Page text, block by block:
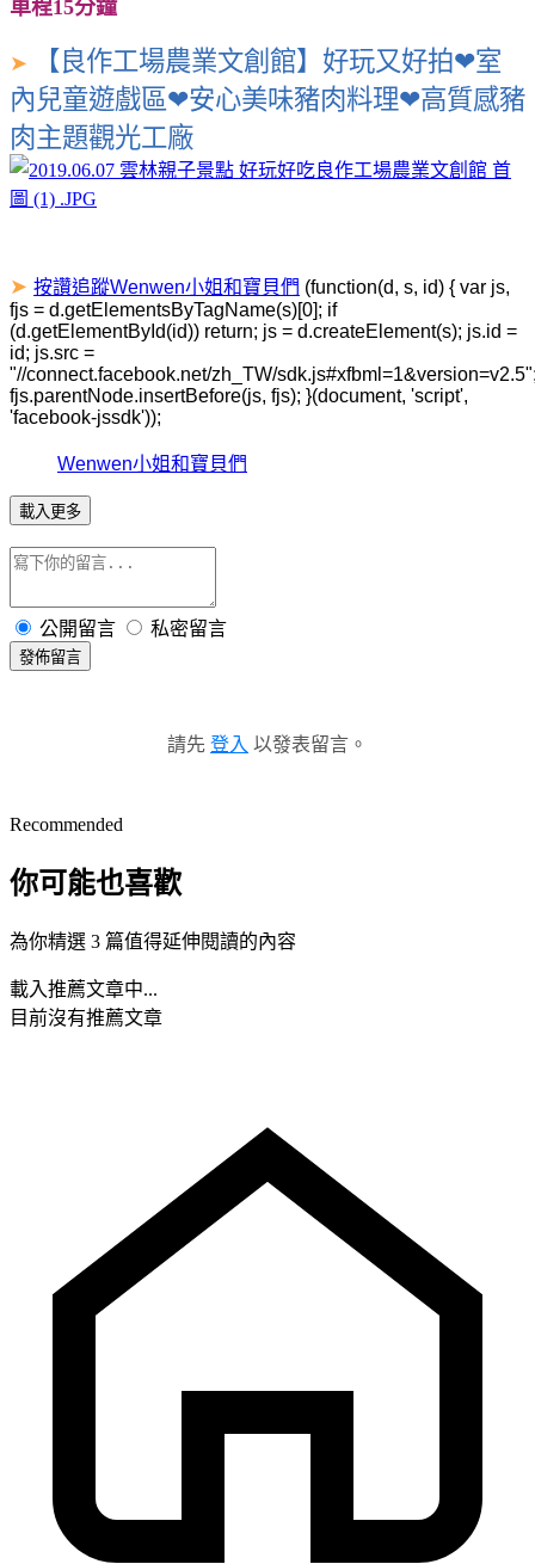
車程15分鐘
➤
【良作工場農業文創館】好玩又好拍❤室
內兒童遊戲區❤安心美味豬肉料理❤高質感豬
肉主題觀光工廠
➤ 按讚追蹤Wenwen小姐和寶貝們 (function(d, s, id) { var js,
fjs = d.getElementsByTagName(s)[0]; if
(d.getElementById(id)) return; js = d.createElement(s); js.id =
id; js.src =
"//connect.facebook.net/zh_TW/
fjs.parentNode.insertBefore(js, fjs); }(document, 'script',
'facebook-jssdk'));
Wenwen小姐和寶貝們
載入更多
公開留言 私密留言
發佈留言
請先 登入 以發表留言。
Recommended
你可能也喜歡
為你精選 3 篇值得延伸閱讀的內容
載入推薦文章中...
目前沒有推薦文章